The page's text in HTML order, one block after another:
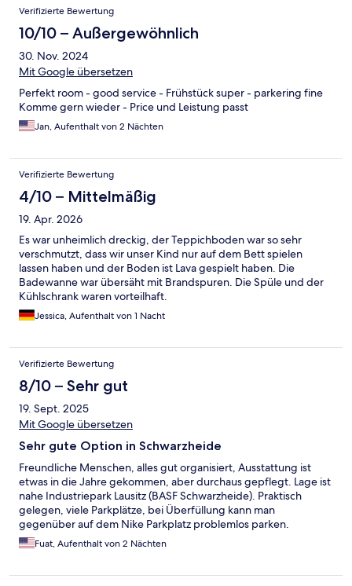
Verifizierte Bewertung
10/10 – Außergewöhnlich
30. Nov. 2024
Mit Google übersetzen
Perfekt room - good service - Frühstück super - parkering fine
Komme gern wieder - Price und Leistung passt
Jan, Aufenthalt von 2 Nächten
Verifizierte Bewertung
4/10 – Mittelmäßig
19. Apr. 2026
Es war unheimlich dreckig, der Teppichboden war so sehr
verschmutzt, dass wir unser Kind nur auf dem Bett spielen
lassen haben und der Boden ist Lava gespielt haben. Die
Badewanne war übersäht mit Brandspuren. Die Spüle und der
Kühlschrank waren vorteilhaft.
Jessica, Aufenthalt von 1 Nacht
Verifizierte Bewertung
8/10 – Sehr gut
19. Sept. 2025
Mit Google übersetzen
Sehr gute Option in Schwarzheide
Freundliche Menschen, alles gut organisiert, Ausstattung ist
etwas in die Jahre gekommen, aber durchaus gepflegt. Lage ist
nahe Industriepark Lausitz (BASF Schwarzheide). Praktisch
gelegen, viele Parkplätze, bei Überfüllung kann man
gegenüber auf dem Nike Parkplatz problemlos parken.
Fuat, Aufenthalt von 2 Nächten